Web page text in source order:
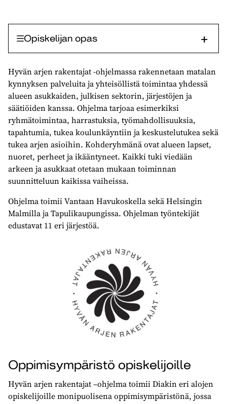
Opiskelijan opas
Hyvän arjen rakentajat -ohjelmassa rakennetaan matalan
kynnyksen palveluita ja yhteisöllistä toimintaa yhdessä
alueen asukkaiden, julkisen sektorin, järjestöjen ja
säätiöiden kanssa. Ohjelma tarjoaa esimerkiksi
ryhmätoimintaa, harrastuksia, työmahdollisuuksia,
tapahtumia, tukea koulunkäyntiin ja keskustelutukea sekä
tukea arjen asioihin. Kohderyhmänä ovat alueen lapset,
nuoret, perheet ja ikääntyneet. Kaikki tuki viedään
arkeen ja asukkaat otetaan mukaan toiminnan
suunnitteluun kaikissa vaiheissa.
Ohjelma toimii Vantaan Havukoskella sekä Helsingin
Malmilla ja Tapulikaupungissa. Ohjelman työntekijät
edustavat 11 eri järjestöä.
Oppimisympäristö opiskelijoille
Hyvän arjen rakentajat –ohjelma toimii Diakin eri alojen
opiskelijoille monipuolisena oppimisympäristönä, jossa